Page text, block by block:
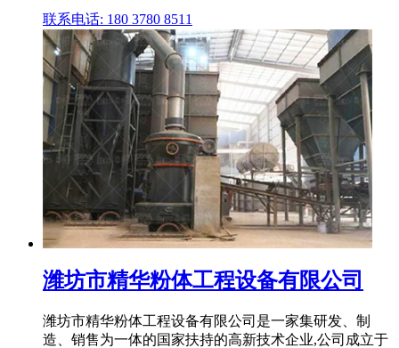
联系电话: 180 3780 8511
潍坊市精华粉体工程设备有限公司
潍坊市精华粉体工程设备有限公司是一家集研发、制
造、销售为一体的国家扶持的高新技术企业,公司成立于